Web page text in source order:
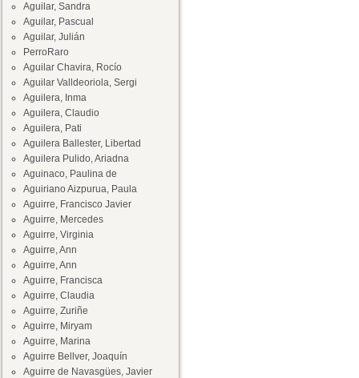
Aguilar, Sandra
Aguilar, Pascual
Aguilar, Julián
PerroRaro
Aguilar Chavira, Rocío
Aguilar Valldeoriola, Sergi
Aguilera, Inma
Aguilera, Claudio
Aguilera, Pati
Aguilera Ballester, Libertad
Aguilera Pulido, Ariadna
Aguinaco, Paulina de
Aguiriano Aizpurua, Paula
Aguirre, Francisco Javier
Aguirre, Mercedes
Aguirre, Virginia
Aguirre, Ann
Aguirre, Ann
Aguirre, Francisca
Aguirre, Claudia
Aguirre, Zuriñe
Aguirre, Miryam
Aguirre, Marina
Aguirre Bellver, Joaquín
Aguirre de Navasgües, Javier